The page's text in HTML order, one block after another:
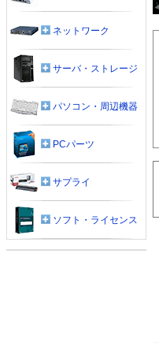
ネットワーク
サーバ・ストレージ
パソコン・周辺機器
PCパーツ
サプライ
ソフト・ライセンス